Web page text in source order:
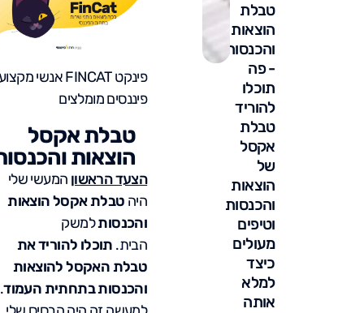
טבלת
הוצאות
והכנסות
- פה
תוכלו
להוריד
טבלת
אקסל
של
הוצאות
והכנסות
וטיפים
מעולים
כיצד
למלא
אותה
פינקט FINCAT אנשי מקצוע
פיננסים מומלצים
טבלת אקסל
הוצאות
הצעד הראשון המעשי שלי
היה טבלת אקסל הוצאות
והכנסותלמשק
הבית. תוכלו להוריד את
טבלת האקסל להוצאות
והכנסות בתחתית העמוד.